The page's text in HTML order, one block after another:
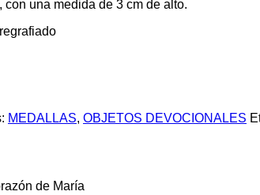
una medida de 3 cm de alto.
MEDALLAS, OBJETOS DEVOCIONALES
de María